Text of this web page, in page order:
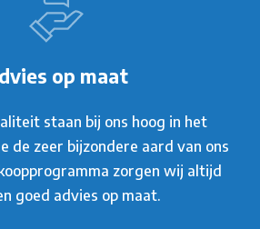
op maat
staan bij ons hoog in het
de zeer bijzondere aard van ons
zorgen wij altijd
goed advies op maat.